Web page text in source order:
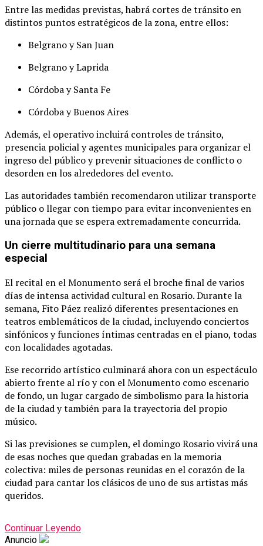
Entrelas medidas previstas,habrá cortes detránsito en
distintos puntos estratégicos dela zona, entre ellos:
BelgranoySanJuan
BelgranoyLaprida
CórdobaySanta Fe
CórdobayBuenosAires
Además, el operativoincluirá controles detránsito,
presencia policialyagentes municipales para organizar el
ingreso del públicoyprevenir situaciones de conflicto o
desorden enlos alrededores del evento.
Las autoridadestambién recomendaronutilizartransporte
público ollegar contiempo para evitarinconvenientes en
unajornada que se espera extremadamente concurrida.
Un cierre multitudinario para una semana
especial
El recital en elMonumento será elbrochefinal devarios
días deintensa actividad cultural enRosario.Durantela
semana, Fito Páez realizó diferentes presentaciones en
teatros emblemáticos dela ciudad, incluyendo conciertos
sinfónicosyfunciones íntimas centradas en el piano, todas
conlocalidades agotadas.
Ese recorrido artístico culminará ahora conun espectáculo
abiertofrente al ríoycon elMonumento como escenario
defondo, unlugar cargado de simbolismo paralahistoria
dela ciudadytambién paralatrayectoria del propio
músico.
Silas previsiones se cumplen, el domingoRosarioviviráuna
de esas noches que quedan grabadas enla memoria
colectiva: miles de personas reunidas en el corazón dela
ciudad para cantarlos clásicos deuno de sus artistas más
queridos.
Continuar Leyendo
Anuncio